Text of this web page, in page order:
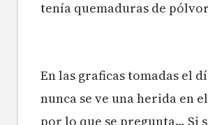
tenía quemaduras de
En las graficas tomadas el
nunca se ve una herida en
por lo que se pregunta… Si